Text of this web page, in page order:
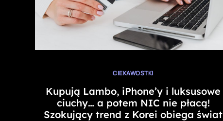
CIEKAWOSTKI
Kupują Lambo, iPhone’y i luksusowe
ciuchy… a potem NIC nie płacą!
Szokujący trend z Korei obiega świat